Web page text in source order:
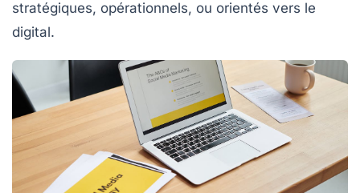
stratégiques, opérationnels, ou orientés vers le
digital.